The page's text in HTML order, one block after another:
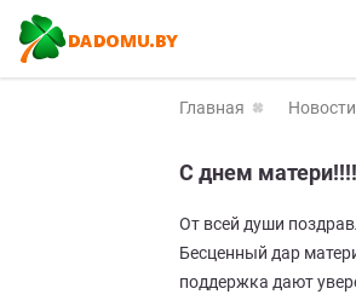
Главная Новости
С днем
От всей души
Бесценный дар
поддержка дают